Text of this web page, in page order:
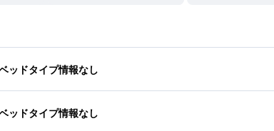
ッドタイプ情報なし
ッドタイプ情報なし